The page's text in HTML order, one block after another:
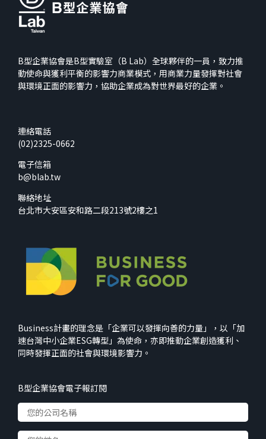
B型企業協會是B型實驗室（B Lab）全球夥伴的一員，致力推
動使命與獲利平衡的影響力商業模式，用商業力量發揮對社會
與環境正面的影響力，協助企業成為對世界最好的企業。
連絡電話
(02)2325-0662
電子信箱
b@blab.tw
聯絡地址
台北市大安區安和路二段213號2樓之1
Business計畫的理念是「企業可以發揮向善的力量」，以「加
速台灣中小企業ESG轉型」為使命，亦即推動企業創造獲利、
同時發揮正面的社會與環境影響力。
B型企業協會電子報訂閱